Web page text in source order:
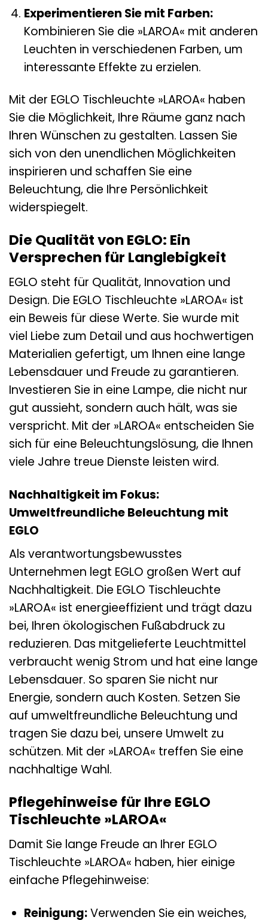
Experimentieren Sie mit Farben:
Kombinieren Sie die »LAROA« mit anderen
Leuchten in verschiedenen Farben, um
interessante Effekte zu erzielen.
Mit der EGLO Tischleuchte »LAROA« haben
Sie die Möglichkeit, Ihre Räume ganz nach
Ihren Wünschen zu gestalten. Lassen Sie
sich von den unendlichen Möglichkeiten
inspirieren und schaffen Sie eine
Beleuchtung, die Ihre Persönlichkeit
widerspiegelt.
Die Qualität von EGLO: Ein
Versprechen für Langlebigkeit
EGLO steht für Qualität, Innovation und
Design. Die EGLO Tischleuchte »LAROA« ist
ein Beweis für diese Werte. Sie wurde mit
viel Liebe zum Detail und aus hochwertigen
Materialien gefertigt, um Ihnen eine lange
Lebensdauer und Freude zu garantieren.
Investieren Sie in eine Lampe, die nicht nur
gut aussieht, sondern auch hält, was sie
verspricht. Mit der »LAROA« entscheiden Sie
sich für eine Beleuchtungslösung, die Ihnen
viele Jahre treue Dienste leisten wird.
Nachhaltigkeit im Fokus:
Umweltfreundliche Beleuchtung mit
EGLO
Als verantwortungsbewusstes
Unternehmen legt EGLO großen Wert auf
Nachhaltigkeit. Die EGLO Tischleuchte
»LAROA« ist energieeffizient und trägt dazu
bei, Ihren ökologischen Fußabdruck zu
reduzieren. Das mitgelieferte Leuchtmittel
verbraucht wenig Strom und hat eine lange
Lebensdauer. So sparen Sie nicht nur
Energie, sondern auch Kosten. Setzen Sie
auf umweltfreundliche Beleuchtung und
tragen Sie dazu bei, unsere Umwelt zu
schützen. Mit der »LAROA« treffen Sie eine
nachhaltige Wahl.
Pflegehinweise für Ihre EGLO
Tischleuchte »LAROA«
Damit Sie lange Freude an Ihrer EGLO
Tischleuchte »LAROA« haben, hier einige
einfache Pflegehinweise:
Reinigung:Verwenden Sie ein weiches,